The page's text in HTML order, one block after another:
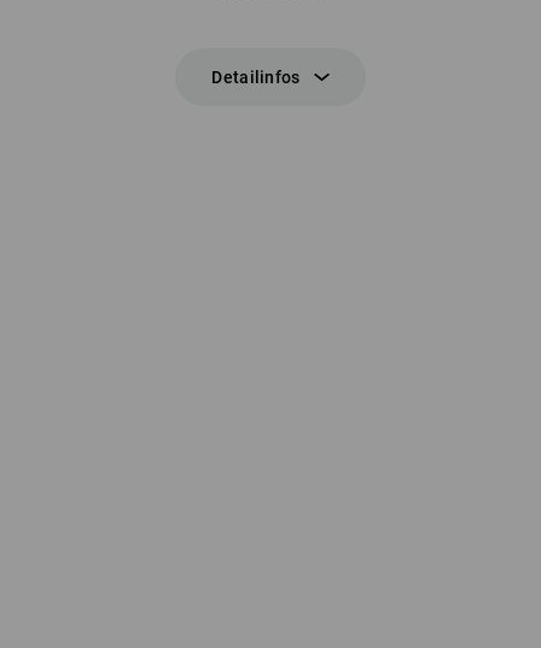
Detailinfos